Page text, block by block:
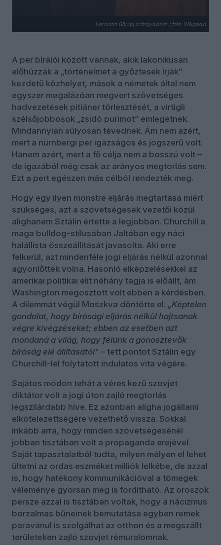
Hermann Göring a tárgyaláson / fotó: Wikipedia
A per bírálói között vannak, akik lakonikusan
előhúzzák a „történelmet a győztesek írják”
kezdetű közhelyet, mások a németek által nem
egyszer megalázóan megvert szövetséges
hadvezetések pitiáner törlesztését, a virtigli
szélsőjobbosok „zsidó purimot” emlegetnek.
Mindannyian súlyosan tévednek. Ám nem azért,
mert a nürnbergi per igazságos és jogszerű volt.
Hanem azért, mert a fő célja nem a bosszú volt –
de igazából még csak az arányos megtorlás sem.
Ezt a pert egészen más célból rendezték meg.
Hogy egy ilyen monstre eljárás megtartása miért
szükséges, azt a szövetségesek vezetői közül
alighanem Sztálin értette a legjobban. Churchill a
maga bulldog-stílusában Jaltában egy náci
halállista összeállítását javasolta. Aki erre
felkerül, azt mindenféle jogi eljárás nélkül azonnal
agyonlőtték volna. Hasonló elképzelésekkel az
amerikai politikai elit néhány tagja is előállt, ám
Washington megosztott volt ebben a kérdésben.
A dilemmát végül Moszkva döntötte el. „Képtelen
gondolat, hogy bírósági eljárás nélkül hajtsanak
végre kivégzéseket; ebben az esetben azt
mondaná a világ, hogy félünk a gonosztevők
bíróság elé állításától” – tett pontot Sztálin egy
Churchill-lel folytatott indulatos vita végére.
Sajátos módon tehát a véres kezű szovjet
diktátor volt a jogi úton zajló megtorlás
legszilárdabb híve. Ez azonban aligha jogállami
elkötelezettségére vezethető vissza. Sokkal
inkább arra, hogy minden szövetségesénél
jobban tisztában volt a propaganda erejével.
Saját tapasztalatból tudta, milyen mélyen el lehet
ültetni az ordas eszméket milliók lelkébe, de azzal
is, hogy hatékony kommunikációval a tömegek
véleménye gyorsan meg is fordítható. Az oroszok
persze azzal is tisztában voltak, hogy a nácizmus
borzalmas bűneinek bemutatása egyben remek
paravánul is szolgálhat az otthon és a megszállt
területeken zajló szovjet rémuralomnak.